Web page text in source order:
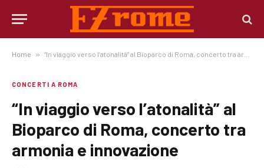
Home » “In viaggio verso l’atonalità” al Bioparco di Roma, concerto tra armonia e innovazione
CONCERTI A ROMA
“In viaggio verso l’atonalità” al
Bioparco di Roma, concerto tra
armonia e innovazione